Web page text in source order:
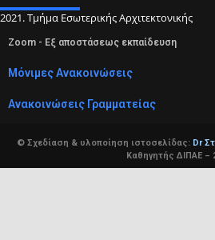
2021. Τμήμα Εσωτερικής Αρχιτεκτονικής
Zoom - Εξ αποστάσεως εκπαίδευση
Μόνιμες Ανακοινώσεις
Ανακοινώσεις Γραμματείας
© Σχεδίαση & υλοποίηση ιστοσελίδας: Dr
Καθηγητής ΔΙΠΑΕ –